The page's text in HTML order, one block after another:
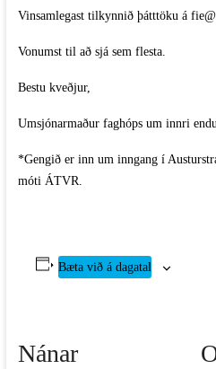
Vinsamlegast tilkynnið þátttöku á
Vonumst til að sjá sem flesta.
Bestu kveðjur,
Umsjónarmaður faghóps um innri
*Gengið er inn um inngang í
móti ÁTVR.
Bæta við á dagatal
Nánar